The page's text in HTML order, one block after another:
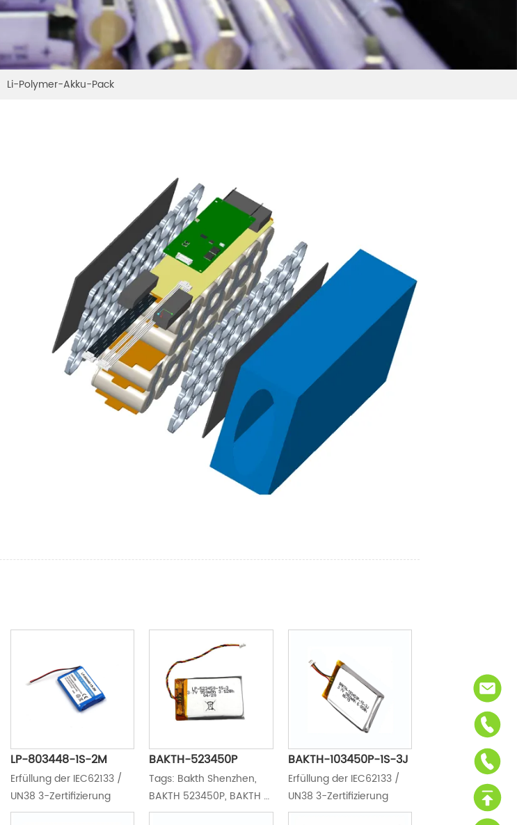
Li-Polymer-Akku-Pack
LP-803448-1S-2M
Erfüllung der IEC62133 /
UN38 3-Zertifizierung
BAKTH-523450P
Tags: Bakth Shenzhen,
BAKTH 523450P, BAKTH
Shenzhen, BAKTH-
BAKTH-103450P-1S-3J
Erfüllung der IEC62133 /
UN38 3-Zertifizierung